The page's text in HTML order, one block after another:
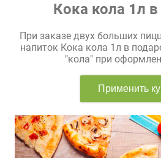
Кока кола 1л
При заказе двух больших
напиток Кока кола 1л в
"кола" при
Применить